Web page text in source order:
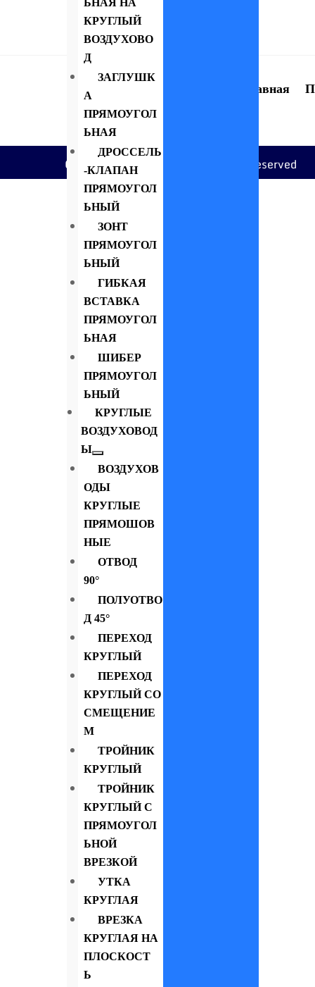
КРУГЛЫЙ
ВОЗДУХОВО
Д
ЗАГЛУШК
А
ПРЯМОУГОЛ
ЬНАЯ
ДРОССЕЛЬ
-КЛАПАН
ПРЯМОУГОЛ
ЬНЫЙ
ЗОНТ
ПРЯМОУГОЛ
ЬНЫЙ
ГИБКАЯ
ВСТАВКА
ПРЯМОУГОЛ
ЬНАЯ
ШИБЕР
ПРЯМОУГОЛ
ЬНЫЙ
КРУГЛЫЕ
ВОЗДУХОВОД
Ы
ВОЗДУХОВ
ОДЫ
КРУГЛЫЕ
ПРЯМОШОВ
НЫЕ
ОТВОД
90°
ПОЛУОТВО
Д 45°
ПЕРЕХОД
КРУГЛЫЙ
ПЕРЕХОД
КРУГЛЫЙ СО
СМЕЩЕНИЕ
М
ТРОЙНИК
КРУГЛЫЙ
ТРОЙНИК
КРУГЛЫЙ С
ПРЯМОУГОЛ
ЬНОЙ
ВРЕЗКОЙ
УТКА
КРУГЛАЯ
ВРЕЗКА
КРУГЛАЯ НА
ПЛОСКОСТ
Ь
Главная
Copyright © 2022 Itour. All rights reserved